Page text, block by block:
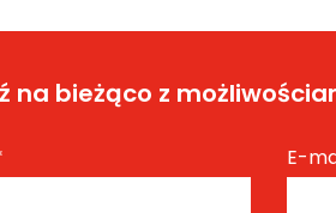
na bieżąco z
E-